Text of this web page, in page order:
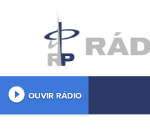
play_circle_filled OUVIR RÁDIO